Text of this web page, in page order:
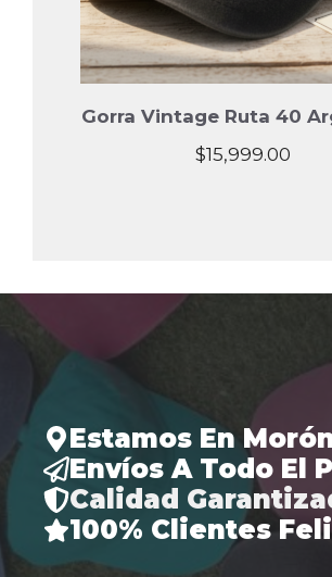
Gorra Vintage Ruta 40
$15,999.00
Estamos En
Envíos A Todo El
Calidad
100% Clientes